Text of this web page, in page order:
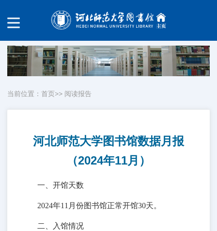
当前位置： 首页>> 阅读报告
河北师范大学图书馆数据月报
（2024年11月）
一、开馆天数
2024年11月份图书馆正常开馆30天。
二、入馆情况